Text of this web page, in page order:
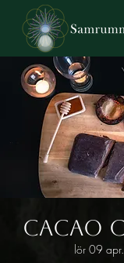
Cacao
lör 09 apr.